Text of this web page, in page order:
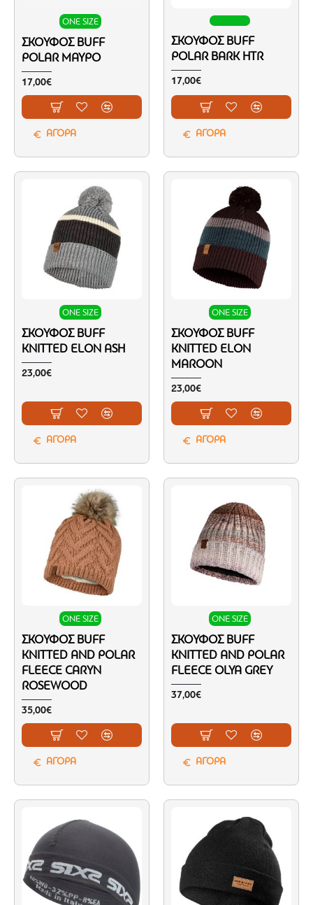
ONE SIZE
ΣΚΟΎΦΟΣ BUFF
POLAR ΜΑΎΡΟ
17,00€
ΑΓΟΡΑ
ΣΚΟΎΦΟΣ BUFF
POLAR BARK HTR
17,00€
ΑΓΟΡΑ
ONE SIZE
ΣΚΟΎΦΟΣ BUFF
KNITTED ELON ASH
23,00€
ΑΓΟΡΑ
ONE SIZE
ΣΚΟΎΦΟΣ BUFF
KNITTED ELON
MAROON
23,00€
ΑΓΟΡΑ
ONE SIZE
ΣΚΟΎΦΟΣ BUFF
KNITTED AND POLAR
FLEECE CARYN
ROSEWOOD
35,00€
ΑΓΟΡΑ
ONE SIZE
ΣΚΟΎΦΟΣ BUFF
KNITTED AND POLAR
FLEECE OLYA GREY
37,00€
ΑΓΟΡΑ